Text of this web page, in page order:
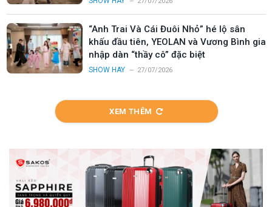
“Anh Trai Và Cái Đuôi Nhỏ” hé lộ sân
khấu đầu tiên, YEOLAN và Vương Bình gia
nhập dàn “thầy cô” đặc biệt
SHOW HAY 27/07/2026
XEM THÊM